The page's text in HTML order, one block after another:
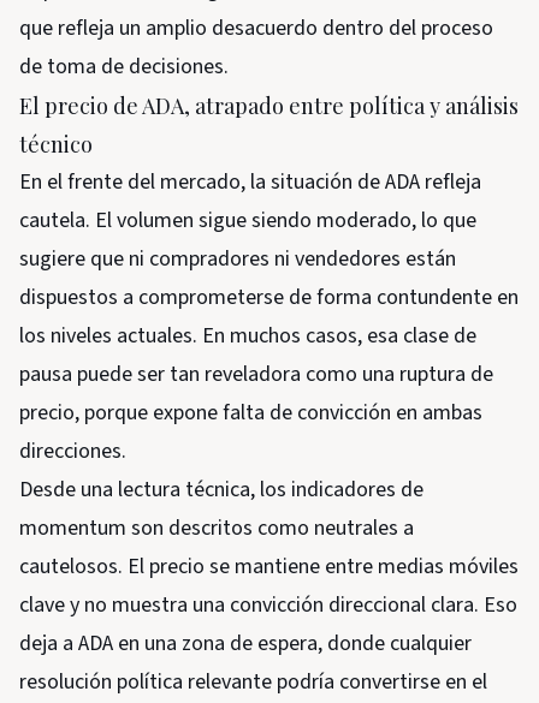
que refleja un amplio desacuerdo dentro del proceso
de toma de decisiones.
El precio de ADA, atrapado entre política y análisis
técnico
En el frente del mercado, la situación de ADA refleja
cautela. El volumen sigue siendo moderado, lo que
sugiere que ni compradores ni vendedores están
dispuestos a comprometerse de forma contundente en
los niveles actuales. En muchos casos, esa clase de
pausa puede ser tan reveladora como una ruptura de
precio, porque expone falta de convicción en ambas
direcciones.
Desde una lectura técnica, los indicadores de
momentum son descritos como neutrales a
cautelosos. El precio se mantiene entre medias móviles
clave y no muestra una convicción direccional clara. Eso
deja a ADA en una zona de espera, donde cualquier
resolución política relevante podría convertirse en el